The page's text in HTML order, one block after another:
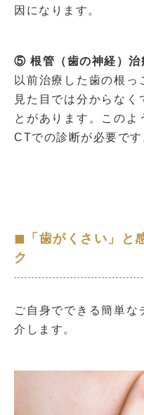
因になります。
⑤ 根管（歯の神経）治
以前治療した歯の根っ
見た目では分からなく
とがあります。このよ
CTでの診断が必要です
◼︎「歯がくさい」と
ク
ご自身でできる簡単な
介します。